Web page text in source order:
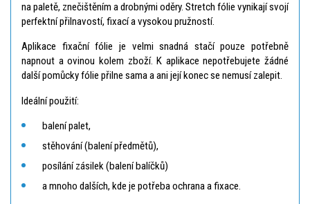
na paletě, znečištěním a drobnými oděry. Stretch fólie vynikají svojí
perfektní přilnavostí, fixací a vysokou pružností.
Aplikace fixační fólie je velmi snadná stačí pouze potřebně
napnout a ovinou kolem zboží. K aplikace nepotřebujete žádné
další pomůcky fólie přilne sama a ani její konec se nemusí zalepit.
Ideální použití:
balení palet,
stěhování (balení předmětů),
posílání zásilek (balení balíčků)
a mnoho dalších, kde je potřeba ochrana a fixace.